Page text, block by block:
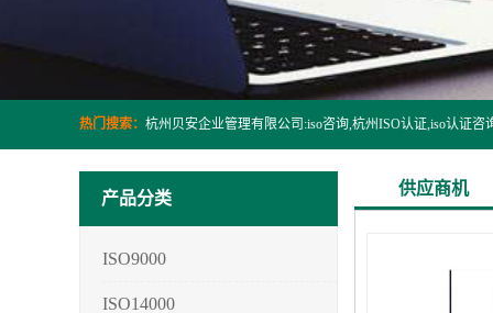
热门搜索：
产品分类
ISO9000
ISO14000
供应商机